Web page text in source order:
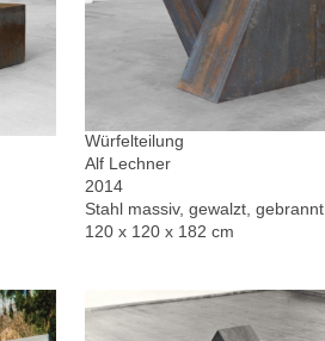
Würfelteilung
Alf Lechner
2014
Stahl massiv, gewalzt, gebrannt
120 x 120 x 182 cm